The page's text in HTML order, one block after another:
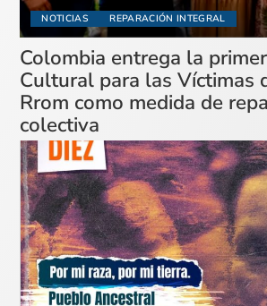
NOTICIAS REPARACIÓN INTEGRAL
Colombia entrega la
Cultural para las Víctimas
Rrom como medida de
colectiva